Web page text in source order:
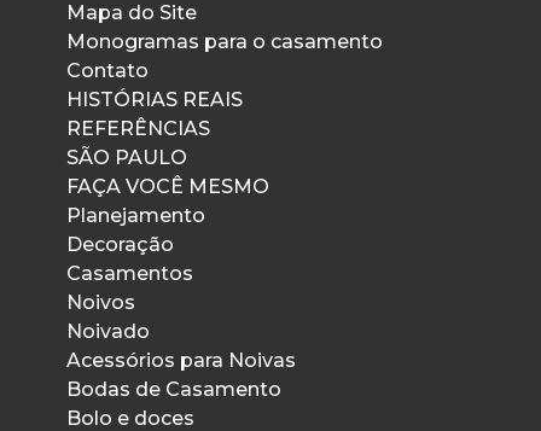
Mapa do Site
Monogramas para o casamento
Contato
HISTÓRIAS REAIS
REFERÊNCIAS
SÃO PAULO
FAÇA VOCÊ MESMO
Planejamento
Decoração
Casamentos
Noivos
Noivado
Acessórios para Noivas
Bodas de Casamento
Bolo e doces